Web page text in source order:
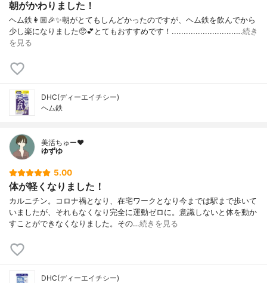
朝がかわりました！
ヘム鉄👩🏼🎉✨朝がとてもしんどかったのですが、ヘム鉄を飲んでから
少し楽になりました🥺💕とてもおすすめです！...........................…続き
を見る
DHC(ディーエイチシー)
ヘム鉄
美活ちゅー❤️
ゆずゆ
5.00
体が軽くなりました！
カルニチン。コロナ禍となり、在宅ワークとなり今までは駅まで歩いて
いましたが、それもなくなり完全に運動ゼロに。意識しないと体を動か
すことができなくなりました。その…続きを見る
DHC(ディーエイチシー)